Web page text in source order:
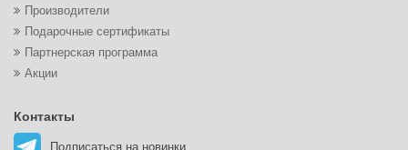
Производители
Подарочные сертификаты
Партнерская программа
Акции
Контакты
Подписаться на новинки